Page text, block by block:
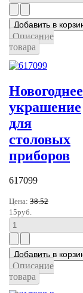
Описание
товара
Новогоднее
украшение
для
столовых
приборов
617099
Цена: 38.52
15руб.
Описание
товара